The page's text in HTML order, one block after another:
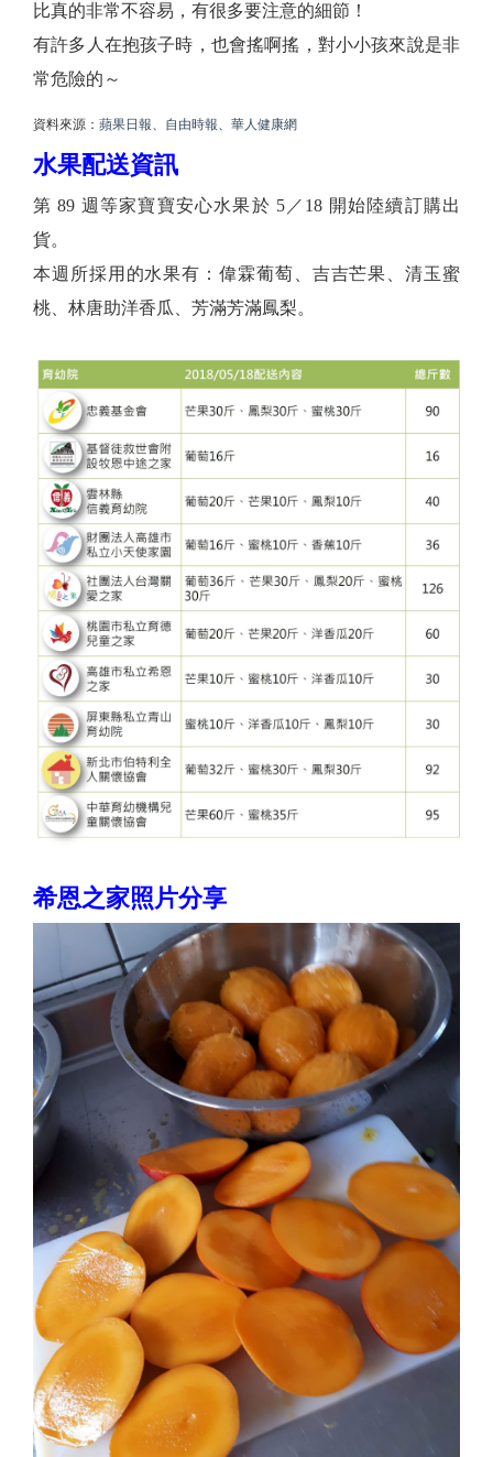
比真的非常不容易，有很多要注意的細節！
有許多人在抱孩子時，也會搖啊搖，對小小孩來說是非
常危險的～
資料來源： 蘋果日報、 自由時報、 華人健康網
水果配送資訊
第 89 週等家寶寶安心水果於 5／18 開始陸續訂購出
貨。
本週所採用的水果有：偉霖葡萄、吉吉芒果、清玉蜜
桃、林唐助洋香瓜、芳滿芳滿鳳梨。
希恩之家照片分享